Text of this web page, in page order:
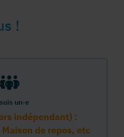
!
un·e
indépendant) :
de repos, etc